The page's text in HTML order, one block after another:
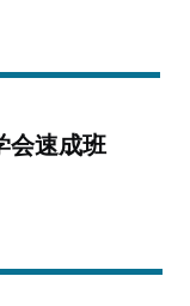
会速成班